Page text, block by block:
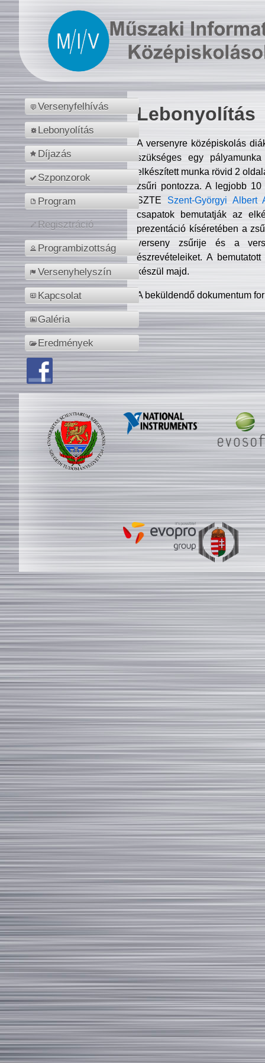
Versenyfelhívás
Lebonyolítás
Díjazás
Szponzorok
Program
Regisztráció
Programbizottság
Versenyhelyszín
Kapcsolat
Galéria
Eredmények
Lebonyolítás
A versenyre középiskolás
szükséges egy
elkészített munka rövid 2
zsűri pontozza. A legjobb
SZTE Szent-Györgyi Albert
csapatok bemutatják az
prezentáció kíséretében a
verseny zsűrije és a
észrevételeiket. A
készül majd.
A beküldendő dokumentum